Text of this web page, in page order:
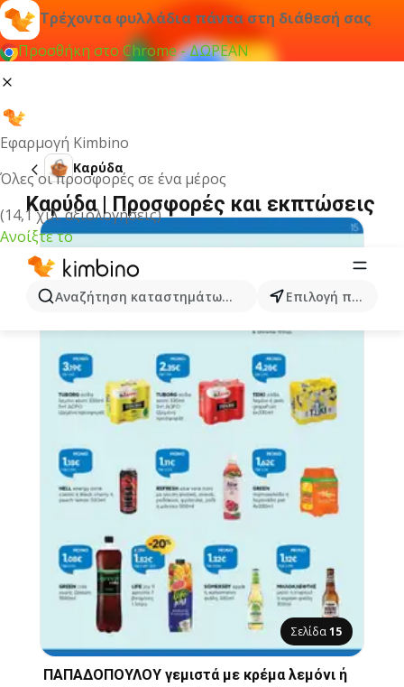
Τρέχοντα φυλλάδια πάντα στη διάθεσή σας
Προσθήκη στο Chrome - ΔΩΡΕΑΝ
Εφαρμογή Kimbino
Όλες οι προσφορές σε ένα μέρος
(14,1 χιλ. αξιολογήσεις)
Ανοίξτε το
Αναζήτηση καταστημάτων, κατηγοριών, προϊόντων...
Επιλογή πόλης
Καρύδα
Καρύδα | Προσφορές και εκπτώσεις
Σελίδα15
ΠΑΠΑΔΟΠΟΥΛΟΥ γεμιστά με κρέμα λεμόνι ή